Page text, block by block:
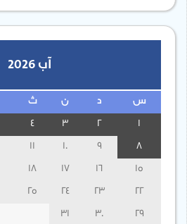
آب 2026
س ن ث
3
15
16
17
18
22
23
24
25
29
30
31